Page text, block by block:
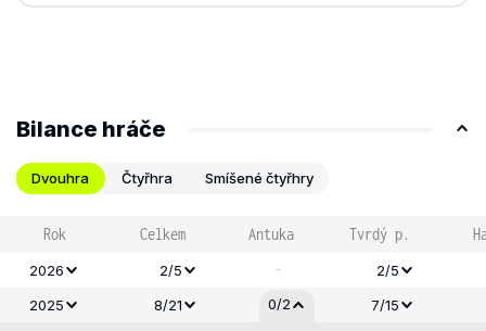
Bilance hráče
Dvouhra Čtyřhra Smíšené čtyřhry
Rok Celkem Antuka Tvrdý p.
2026 2/5 -
2/5
2025
8/21 0/2 7/15